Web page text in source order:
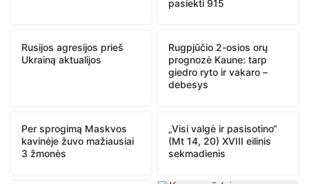
pasiekti 915
Rusijos agresijos prieš
Ukrainą aktualijos
Rugpjūčio 2-osios orų
prognozė Kaune: tarp
giedro ryto ir vakaro –
debesys
Per sprogimą Maskvos
kavinėje žuvo mažiausiai
3 žmonės
„Visi valgė ir pasisotino“
(Mt 14, 20) XVIII eilinis
sekmadienis